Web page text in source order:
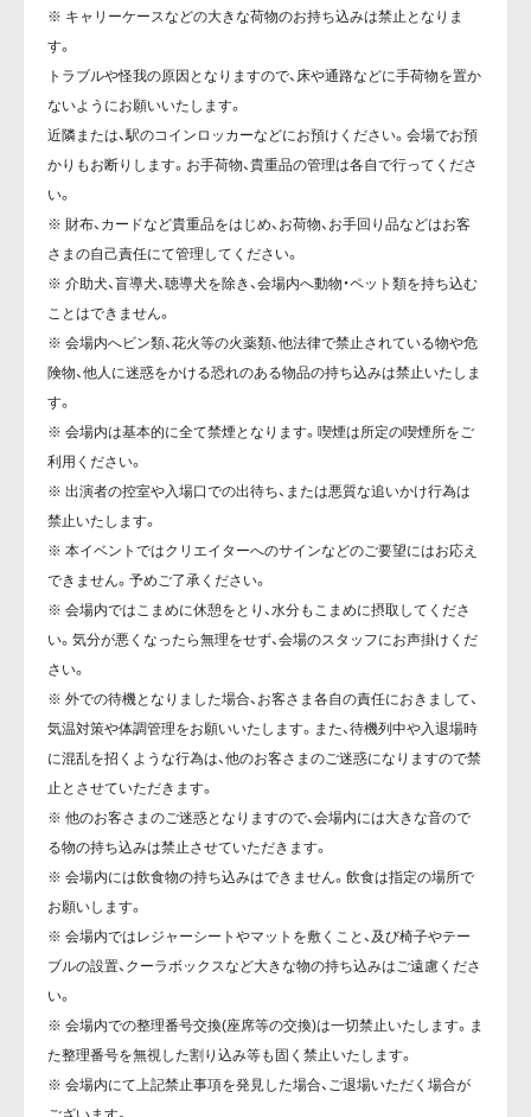
※ キャリーケースなどの大きな荷物のお持ち込みは禁止となりま
す。
トラブルや怪我の原因となりますので、床や通路などに手荷物を置か
ないようにお願いいたします。
近隣または、駅のコインロッカーなどにお預けください。会場でお預
かりもお断りします。お手荷物、貴重品の管理は各自で行ってくださ
い。
※ 財布、カードなど貴重品をはじめ、お荷物、お手回り品などはお客
さまの自己責任にて管理してください。
※ 介助犬、盲導犬、聴導犬を除き、会場内へ動物・ペット類を持ち込む
ことはできません。
※ 会場内へビン類、花火等の火薬類、他法律で禁止されている物や危
険物、他人に迷惑をかける恐れのある物品の持ち込みは禁止いたしま
す。
※ 会場内は基本的に全て禁煙となります。喫煙は所定の喫煙所をご
利用ください。
※ 出演者の控室や入場口での出待ち、または悪質な追いかけ行為は
禁止いたします。
※ 本イベントではクリエイターへのサインなどのご要望にはお応え
できません。予めご了承ください。
※ 会場内ではこまめに休憩をとり、水分もこまめに摂取してくださ
い。気分が悪くなったら無理をせず、会場のスタッフにお声掛けくだ
さい。
※ 外での待機となりました場合、お客さま各自の責任におきまして、
気温対策や体調管理をお願いいたします。また、待機列中や入退場時
に混乱を招くような行為は、他のお客さまのご迷惑になりますので禁
止とさせていただきます。
※ 他のお客さまのご迷惑となりますので、会場内には大きな音ので
る物の持ち込みは禁止させていただきます。
※ 会場内には飲食物の持ち込みはできません。飲食は指定の場所で
お願いします。
※ 会場内ではレジャーシートやマットを敷くこと、及び椅子やテー
ブルの設置、クーラボックスなど大きな物の持ち込みはご遠慮くださ
い。
※ 会場内での整理番号交換(座席等の交換)は一切禁止いたします。ま
た整理番号を無視した割り込み等も固く禁止いたします。
※ 会場内にて上記禁止事項を発見した場合、ご退場いただく場合が